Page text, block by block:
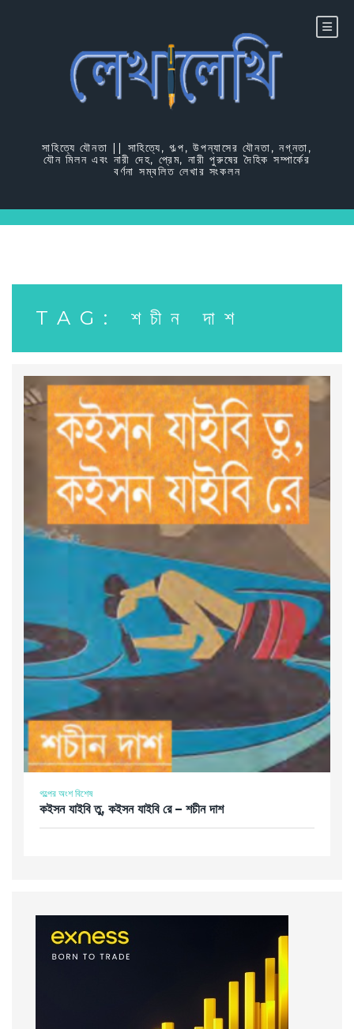
সাহিত্যে যৌনতা || সাহিত্যে, গল্প, উপন্যাসের যৌনতা, নগ্নতা,
যৌন মিলন এবং নারী দেহ, প্রেম, নারী পুরুষের দৈহিক সম্পার্কের
বর্ণনা সম্বলিত লেখার সংকলন
TAG: শচীন দাশ
গল্পের অংশ বিশেষ
কইসন যাইবি তু, কইসন যাইবি রে – শচীন দাশ